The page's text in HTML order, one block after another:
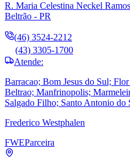
R. Maria Celestina Neckel
Beltrão - PR
(46) 3524-2212
(43) 3305-1700
Atende:
Barracao; Bom Jesus do Sul;
Beltrao; Manfrinopolis;
Salgado Filho; Santo Antonio do
Frederico Westphalen
FWEParceira